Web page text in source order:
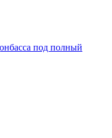
под полный